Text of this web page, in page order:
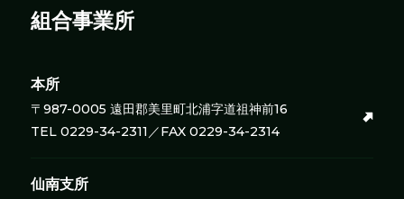
組合事業所
本所
〒987-0005 遠田郡美里町北浦字道祖神前16
TEL 0229-34-2311／FAX 0229-34-2314
仙南支所